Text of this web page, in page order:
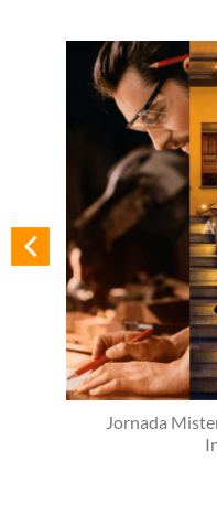
Jornada